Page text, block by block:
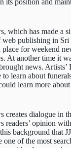
its position and
which has made a
web publishing in
for weekend
At another time it
news. Artists’
to learn about
learn more
creates dialogue in
readers’ opinion
background that
of the most